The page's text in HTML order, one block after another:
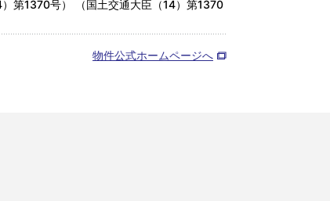
第1370号） （国土交通大臣（14）第1370
物件公式ホームページへ